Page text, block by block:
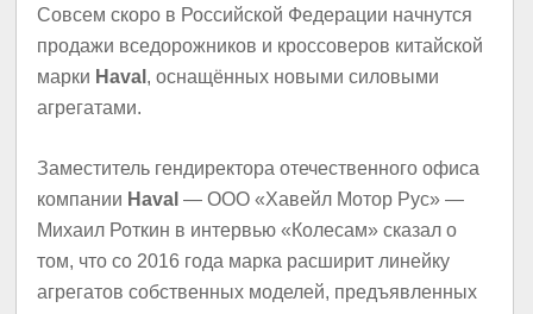
Совсем скоро в Российской Федерации начнутся
продажи вседорожников и кроссоверов китайской
марки Haval , оснащённых новыми силовыми
агрегатами.
Заместитель гендиректора отечественного офиса
компании Haval — ООО «Хавейл Мотор Рус» —
Михаил Роткин в интервью «Колесам» сказал о
том, что со 2016 года марка расширит линейку
агрегатов собственных моделей, предъявленных